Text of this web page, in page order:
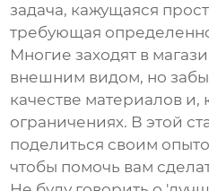
задача, кажущаяся
требующая
Многие заходят в
внешним видом, но
качестве материалов
ограничениях. В этой
поделиться своим
чтобы помочь вам